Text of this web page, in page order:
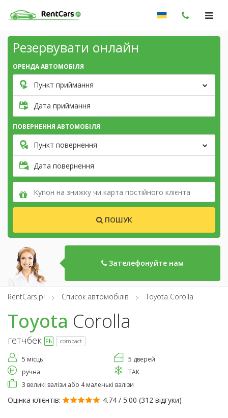
Резервувати онлайн
ОРЕНДА АВТОМОБІЛЯ
Пункт приймання
Дата приймання
ПОВЕРНЕННЯ АВТОМОБІЛЯ
Пункт повернення
Дата повернення
ПОШУК
Зателефонуйте нам
RentCars.pl Список автомобілів Toyota Corolla
Toyota Corolla
гетчбек compact
5 місць
5 дверей
ручна
ТАК
3 великі валізи або 4 маленькі валізи
Оцінка клієнтів: 4.74 / 5.00 (312 відгуки)